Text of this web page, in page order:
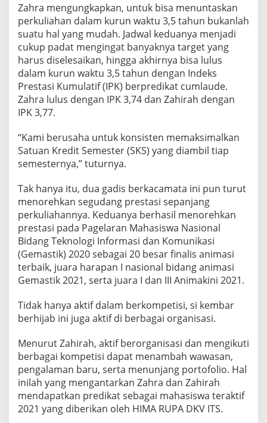
Zahra mengungkapkan, untuk bisa menuntaskan
perkuliahan dalam kurun waktu 3,5 tahun bukanlah
suatu hal yang mudah. Jadwal keduanya menjadi
cukup padat mengingat banyaknya target yang
harus diselesaikan, hingga akhirnya bisa lulus
dalam kurun waktu 3,5 tahun dengan Indeks
Prestasi Kumulatif (IPK) berpredikat cumlaude.
Zahra lulus dengan IPK 3,74 dan Zahirah dengan
IPK 3,77.
“Kami berusaha untuk konsisten memaksimalkan
Satuan Kredit Semester (SKS) yang diambil tiap
semesternya,” tuturnya.
Tak hanya itu, dua gadis berkacamata ini pun turut
menorehkan segudang prestasi sepanjang
perkuliahannya. Keduanya berhasil menorehkan
prestasi pada Pagelaran Mahasiswa Nasional
Bidang Teknologi Informasi dan Komunikasi
(Gemastik) 2020 sebagai 20 besar finalis animasi
terbaik, juara harapan I nasional bidang animasi
Gemastik 2021, serta juara I dan III Animakini 2021.
Tidak hanya aktif dalam berkompetisi, si kembar
berhijab ini juga aktif di berbagai organisasi.
Menurut Zahirah, aktif berorganisasi dan mengikuti
berbagai kompetisi dapat menambah wawasan,
pengalaman baru, serta menunjang portofolio. Hal
inilah yang mengantarkan Zahra dan Zahirah
mendapatkan predikat sebagai mahasiswa teraktif
2021 yang diberikan oleh HIMA RUPA DKV ITS.